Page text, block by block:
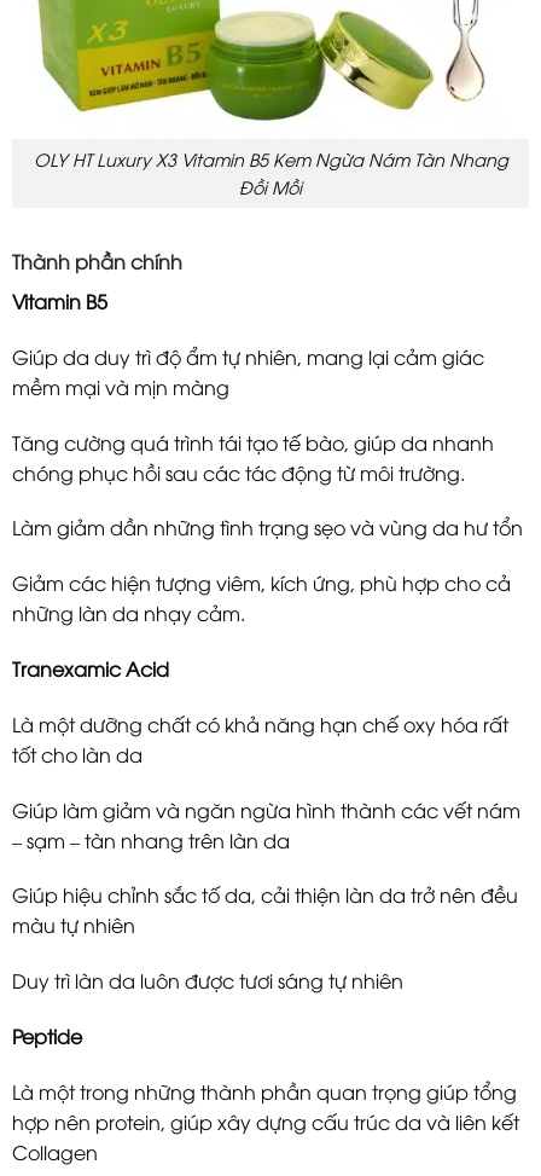
OLY HT Luxury X3 Vitamin B5 Kem Ngừa Nám Tàn Nhang
Đồi Mồi
Thành phần chính
Vitamin B5
Giúp da duy trì độ ẩm tự nhiên, mang lại cảm giác
mềm mại và mịn màng
Tăng cường quá trình tái tạo tế bào, giúp da nhanh
chóng phục hồi sau các tác động từ môi trường.
Làm giảm dần những tình trạng sẹo và vùng da hư tổn
Giảm các hiện tượng viêm, kích ứng, phù hợp cho cả
những làn da nhạy cảm.
Tranexamic Acid
Là một dưỡng chất có khả năng hạn chế oxy hóa rất
tốt cho làn da
Giúp làm giảm và ngăn ngừa hình thành các vết nám
– sạm – tàn nhang trên làn da
Giúp hiệu chỉnh sắc tố da, cải thiện làn da trở nên đều
màu tự nhiên
Duy trì làn da luôn được tươi sáng tự nhiên
Peptide
Là một trong những thành phần quan trọng giúp tổng
hợp nên protein, giúp xây dựng cấu trúc da và liên kết
Collagen